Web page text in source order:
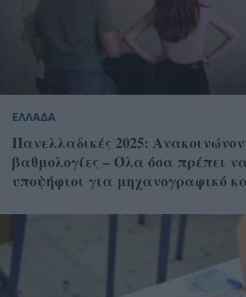
ΕΛΛΑΔΑ
Πανελλαδικές 2025:
βαθμολογίες – Όλα όσα πρέπει
υποψήφιοι για μηχανογραφικό